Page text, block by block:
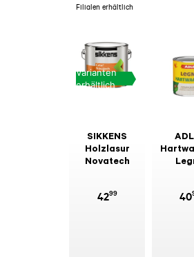
Filialen erhältlich
Varianten
erhältlich
SIKKENS
Holzlasur
Novatech
4299 40